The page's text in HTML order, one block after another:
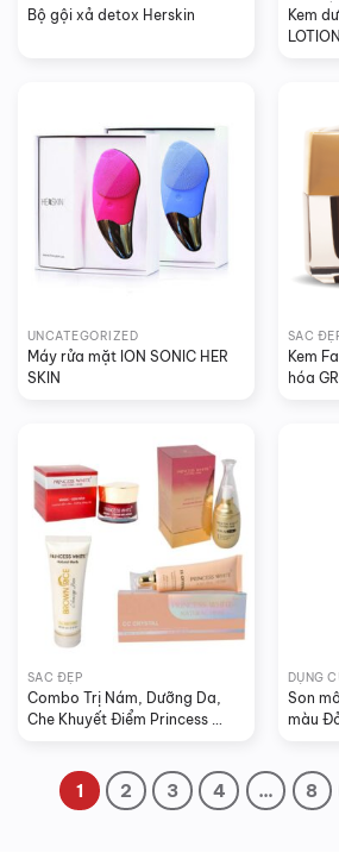
Bộ gội xả detox Herskin
Kem
LOTION
UNCATEGORIZED
Máy rửa mặt ION SONIC HER
SKIN
SẮC
Kem
hóa
SẮC ĐẸP
Combo Trị Nám, Dưỡng Da,
Che Khuyết Điểm Princess
DỤNG
Son
màu
1 2 3 4 … 8